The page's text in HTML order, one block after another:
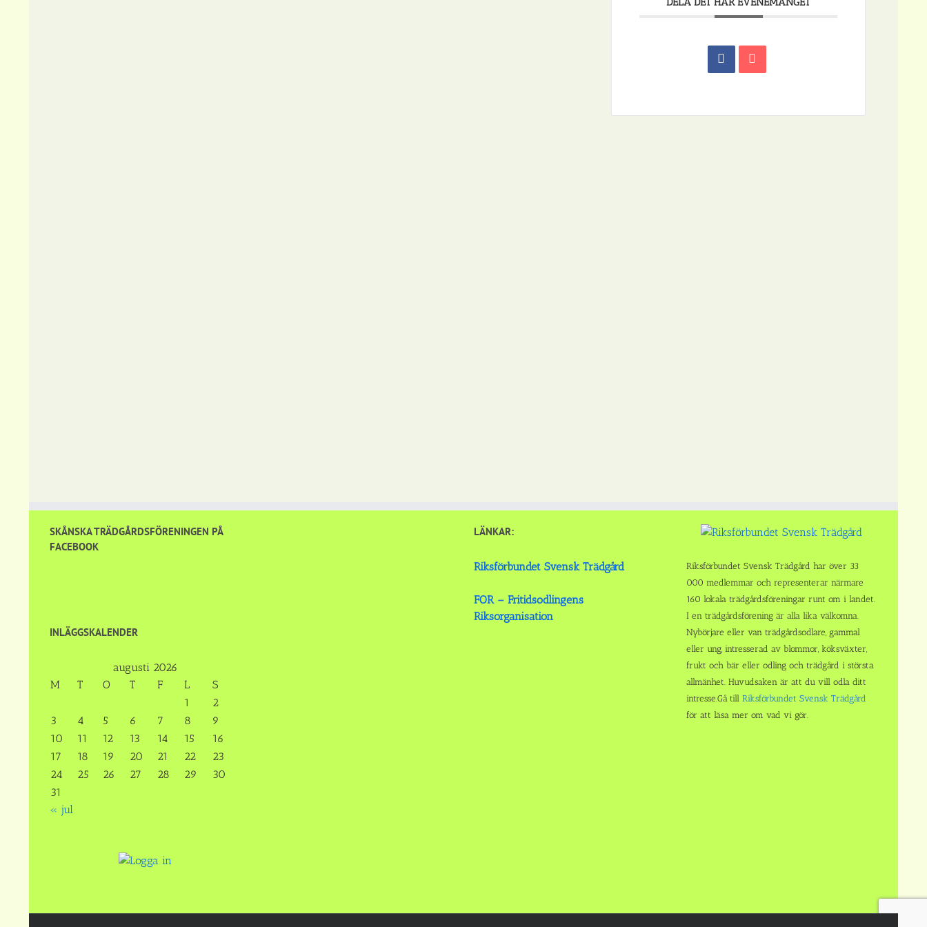
SKÅNSKA TRÄDGÅRDSFÖRENINGEN PÅ
FACEBOOK
INLÄGGSKALENDER
augusti 2026
M
T O T F L
S
1
2
3
4 5 6 7 8
9
10
11 12 13 14 15
16
17
18 19 20 21 22
23
24
25 26 27 28 29
30
31
« jul
LÄNKAR:
Riksförbundet Svensk Trädgård
FOR – Fritidsodlingens
Riksorganisation
Riksförbundet Svensk Trädgård har över 33
000 medlemmar och representerar närmare
160 lokala trädgårdsföreningar runt om i landet.
I en trädgårdsförening är alla lika välkomna.
Nybörjare eller van trädgårdsodlare, gammal
eller ung, intresserad av blommor, köksväxter,
frukt och bär eller odling och trädgård i största
allmänhet. Huvudsaken är att du vill odla ditt
intresse.Gå till Riksförbundet Svensk Trädgård
för att läsa mer om vad vi gör.